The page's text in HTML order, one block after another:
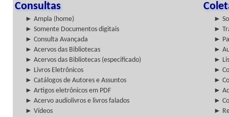
Consultas
► Ampla (home)
►
► Somente Documentos digitais
►
► Consulta Avançada
►
► Acervos das Bibliotecas
►
► Acervos das Bibliotecas (especificado)
►
► Livros Eletrônicos
►
► Catálogos de Autores e Assuntos
►
► Artigos eletrônicos em PDF
►
► Acervo audiolivros e livros falados
►
► Vídeos
►